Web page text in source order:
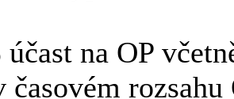
účast na OP
časovém rozsahu